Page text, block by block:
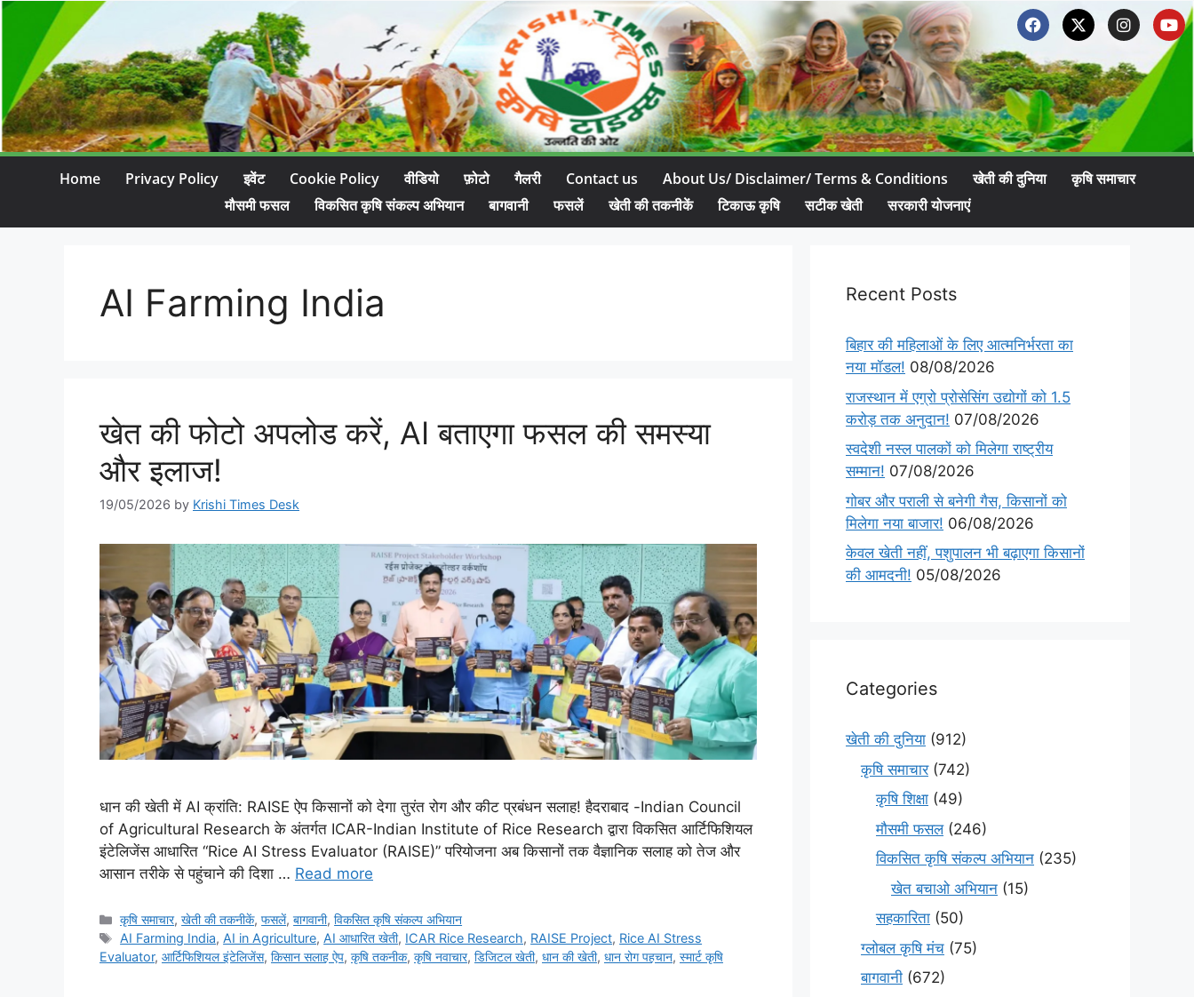
Home Privacy Policy इवेंट Cookie Policy वीडियो फ़ोटो गैलरी Contact us About Us/ Disclaimer/ Terms & Conditions खेती की दुनिया
कृषि समाचार
मौसमी फसल
विकसित कृषि संकल्प अभियान बागवानी फसलें खेती की तकनीकें टिकाऊ कृषि सटीक खेती सरकारी योजनाएं
AI Farming India
खेत की फोटो अपलोड करें, AI बताएगा फसल की समस्या
और इलाज!
19/05/2026 by Krishi Times Desk
धान की खेती में AI क्रांति: RAISE ऐप किसानों को देगा तुरंत रोग और कीट प्रबंधन सलाह! हैदराबाद -Indian Council
of Agricultural Research के अंतर्गत ICAR-Indian Institute of Rice Research द्वारा विकसित आर्टिफिशियल
इंटेलिजेंस आधारित “Rice AI Stress Evaluator (RAISE)” परियोजना अब किसानों तक वैज्ञानिक सलाह को तेज और
आसान तरीके से पहुंचाने की दिशा … Read more
कृषि समाचार,खेती की तकनीकें,फसलें,बागवानी,विकसित कृषि संकल्प अभियान
AI Farming India,AI in Agriculture,AI आधारित खेती, ICAR Rice Research, RAISE Project, Rice AI Stress
Evaluator, आर्टिफिशियल इंटेलिजेंस, किसान सलाह ऐप, कृषि तकनीक, कृषि नवाचार, डिजिटल खेती, धान की खेती, धान रोग पहचान, स्मार्ट कृषि
Recent Posts
बिहार की महिलाओं के लिए आत्मनिर्भरता का
नया मॉडल! 08/08/2026
राजस्थान में एग्रो प्रोसेसिंग उद्योगों को 1.5
करोड़ तक अनुदान! 07/08/2026
स्वदेशी नस्ल पालकों को मिलेगा राष्ट्रीय
सम्मान! 07/08/2026
गोबर और पराली से बनेगी गैस, किसानों को
मिलेगा नया बाजार! 06/08/2026
केवल खेती नहीं, पशुपालन भी बढ़ाएगा किसानों
की आमदनी! 05/08/2026
Categories
खेती की दुनिया (912)
कृषि समाचार(742)
कृषि शिक्षा (49)
मौसमी फसल(246)
विकसित कृषि संकल्प अभियान (235)
खेत बचाओ अभियान (15)
सहकारिता (50)
ग्लोबल कृषि मंच (75)
बागवानी (672)